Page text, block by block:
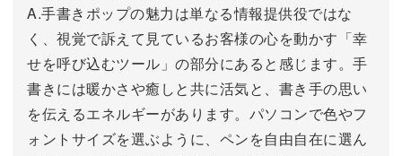
A.手書きポップの魅力は単なる情報提供役ではな
く、視覚で訴えて見ているお客様の心を動かす「幸
せを呼び込むツール」の部分にあると感じます。手
書きには暖かさや癒しと共に活気と、書き手の思い
を伝えるエネルギーがあります。パソコンで色やフ
ォントサイズを選ぶように、ペンを自由自在に選ん